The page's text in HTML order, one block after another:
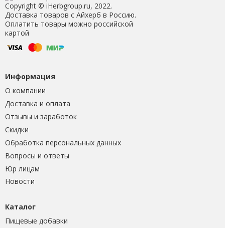
Copyright © iHerbgroup.ru, 2022.
Доставка товаров с Айхерб в Россию.
Оплатить товары можно российской
картой
Информация
О компании
Доставка и оплата
Отзывы и заработок
Скидки
Обработка персональных данных
Вопросы и ответы
Юр лицам
Новости
Каталог
Пищевые добавки